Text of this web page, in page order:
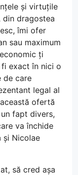
și virtuțile
din dragostea
îmi ofer
sau maximum
ți
fi exact în nici o
de care
legal al
ofertă
fapt divers,
va închide
și Nicolae
să cred așa